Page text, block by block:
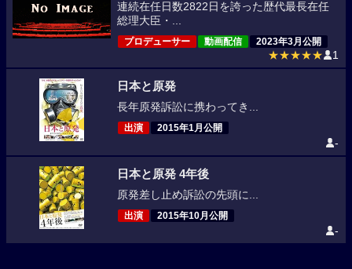
連続在任日数2822日を誇った歴代最長在任
総理大臣・...
プロデューサー 動画配信 2023年3月公開
★★★★★ 1
日本と原発
長年原発訴訟に携わってき...
出演 2015年1月公開
-
日本と原発 4年後
原発差し止め訴訟の先頭に...
出演 2015年10月公開
-